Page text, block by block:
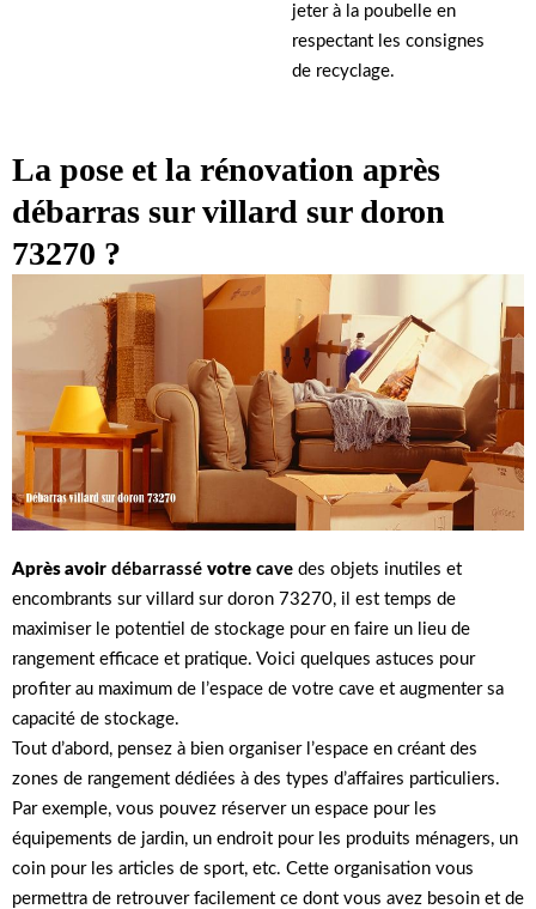
jeter à la poubelle en
respectant les consignes
de recyclage.
La pose et la rénovation après
débarras sur villard sur doron
73270 ?
Après avoir débarrassé votre cave des objets inutiles et
encombrants sur villard sur doron 73270, il est temps de
maximiser le potentiel de stockage pour en faire un lieu de
rangement efficace et pratique. Voici quelques astuces pour
profiter au maximum de l’espace de votre cave et augmenter sa
capacité de stockage.
Tout d’abord, pensez à bien organiser l’espace en créant des
zones de rangement dédiées à des types d’affaires particuliers.
Par exemple, vous pouvez réserver un espace pour les
équipements de jardin, un endroit pour les produits ménagers, un
coin pour les articles de sport, etc. Cette organisation vous
permettra de retrouver facilement ce dont vous avez besoin et de